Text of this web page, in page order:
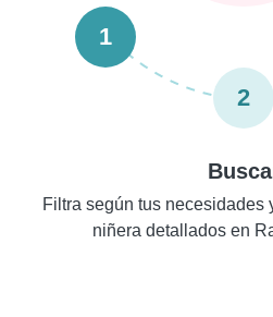
1
2
Filtra según tus necesidades
niñera detallados en